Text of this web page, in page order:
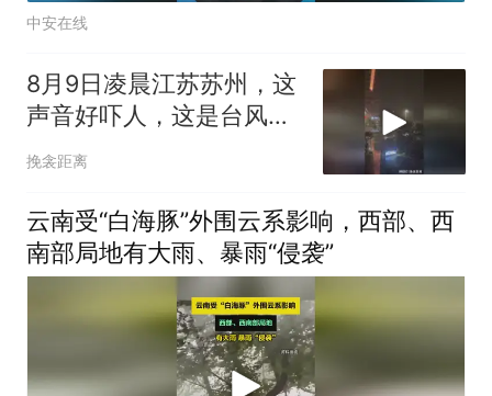
中安在线
8月9日凌晨江苏苏州，这
声音好吓人，这是台风白
海豚来了吗？
挽衾距离
云南受“白海豚”外围云系影响，西部、西
南部局地有大雨、暴雨“侵袭”